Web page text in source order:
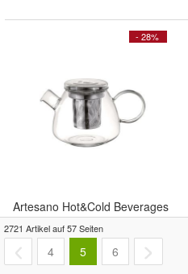
- 28%
Artesano Hot&Cold Beverages
Teekanne 148 mm, 1000 ml |
Villeroy & Boch | Art.-Nr
2721 Artikel auf 57 Seiten
4 5 6